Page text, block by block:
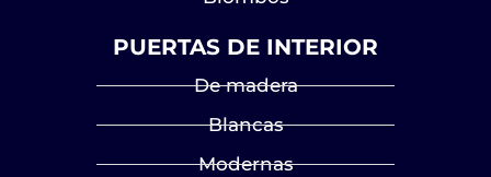
PUERTAS DE INTERIOR
De madera
Blancas
Modernas